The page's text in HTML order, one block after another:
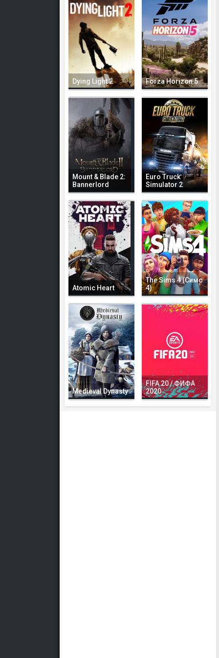
Dying Light 2 Forza Horizon 5
Mount & Blade 2:
Bannerlord
Euro Truck
Simulator 2
Atomic Heart
The Sims 4 (Симс
4)
Medieval Dynasty
FIFA 20 / ФИФА
2020